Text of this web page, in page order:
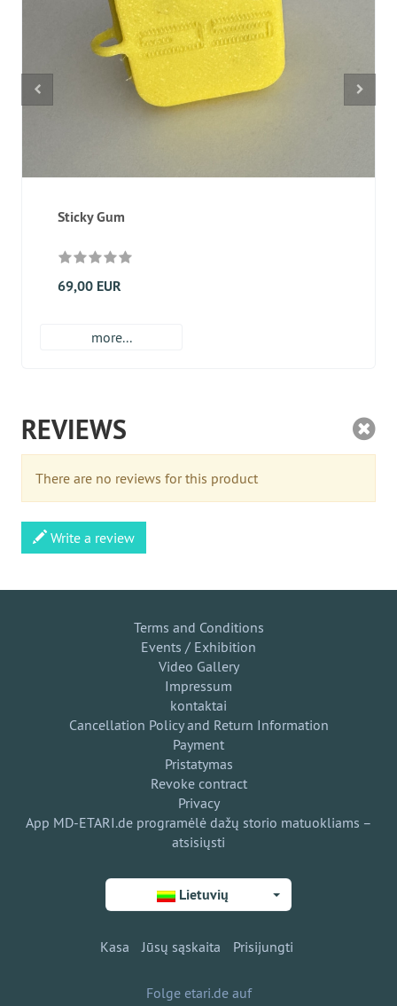
Sticky Gum
69,00 EUR
more...
REVIEWS
There are no reviews for this product
Write a review
Terms and Conditions
Events / Exhibition
Video Gallery
Impressum
kontaktai
Cancellation Policy and Return Information
Payment
Pristatymas
Revoke contract
Privacy
App MD-ETARI.de programėlė dažų storio matuokliams –
atsisiųsti
Lietuvių
Kasa Jūsų sąskaita Prisijungti
Folge etari.de auf